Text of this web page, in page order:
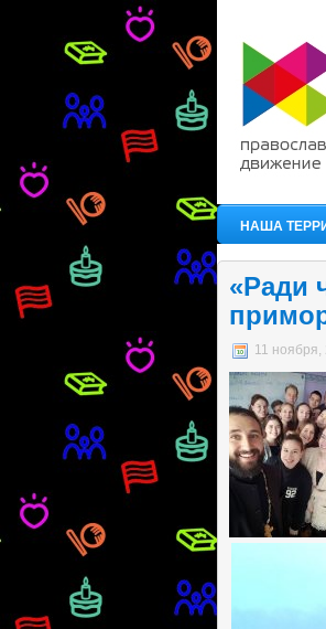
НАША
«Ради
11 ноября,